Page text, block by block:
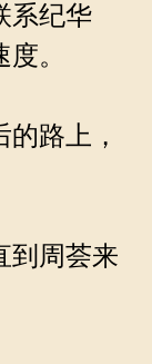
系纪华
。
路上，
到周荟来